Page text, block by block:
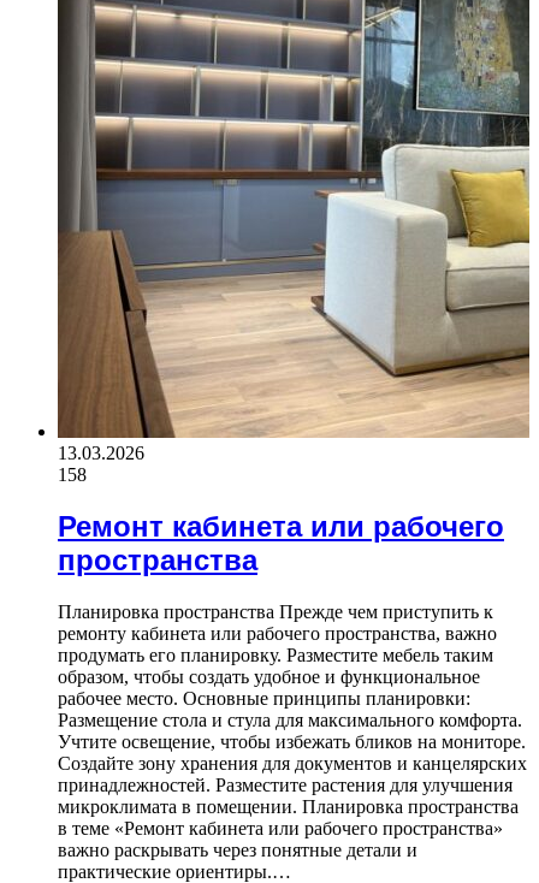
13.03.2026
158
Ремонт кабинета или рабочего
пространства
Планировка пространства Прежде чем приступить к
ремонту кабинета или рабочего пространства, важно
продумать его планировку. Разместите мебель таким
образом, чтобы создать удобное и функциональное
рабочее место. Основные принципы планировки:
Размещение стола и стула для максимального комфорта.
Учтите освещение, чтобы избежать бликов на мониторе.
Создайте зону хранения для документов и канцелярских
принадлежностей. Разместите растения для улучшения
микроклимата в помещении. Планировка пространства
в теме «Ремонт кабинета или рабочего пространства»
важно раскрывать через понятные детали и
практические ориентиры.…